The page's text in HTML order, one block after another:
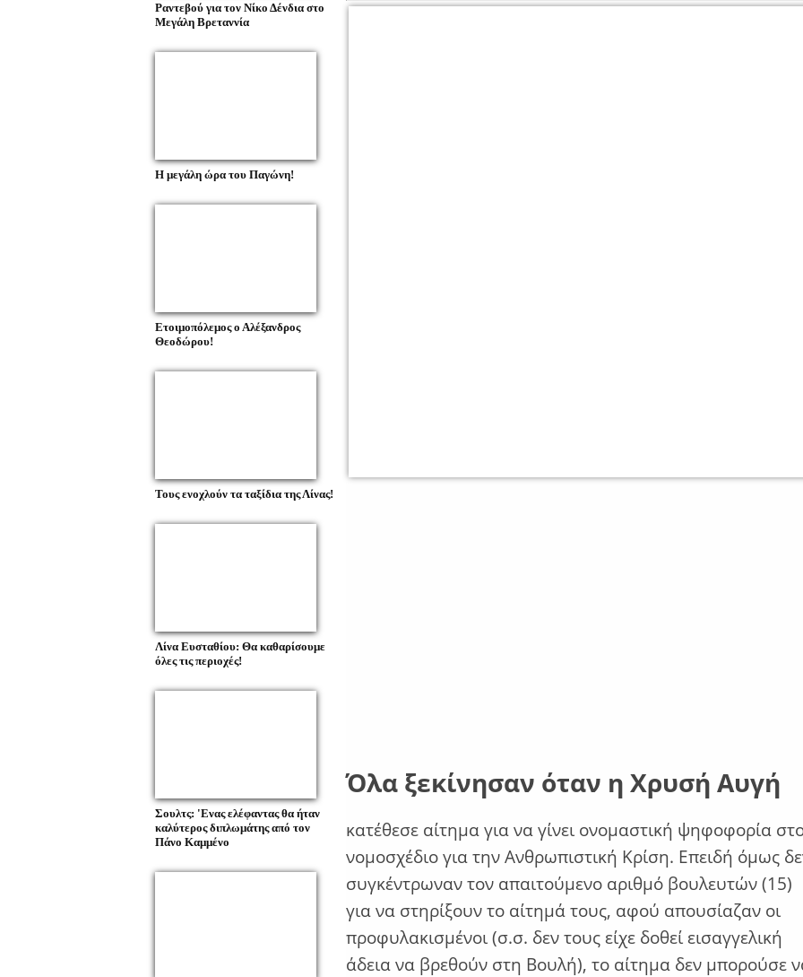
Ραντεβού για τον Νίκο Δένδια στο
Μεγάλη Βρεταννία
Η μεγάλη ώρα του Παγώνη!
Ετοιμοπόλεμος ο Αλέξανδρος
Θεοδώρου!
Τους ενοχλούν τα ταξίδια της Λίνας!
Λίνα Ευσταθίου: Θα καθαρίσουμε
όλες τις περιοχές!
Σουλτς: 'Ενας ελέφαντας θα ήταν
καλύτερος διπλωμάτης από τον
Πάνο Καμμένο
Όλα ξεκίνησαν όταν η Χρυσή Αυγή
κατέθεσε αίτημα για να γίνει ονομαστική ψηφοφορία
νομοσχέδιο για την Ανθρωπιστική Κρίση. Επειδή όμως
συγκέντρωναν τον απαιτούμενο αριθμό βουλευτών (15)
για να στηρίξουν το αίτημά τους, αφού απουσίαζαν οι
προφυλακισμένοι (σ.σ. δεν τους είχε δοθεί εισαγγελική
άδεια να βρεθούν στη Βουλή), το αίτημα δεν μπορούσε